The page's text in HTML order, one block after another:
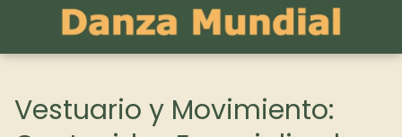
Vestuario y Movimiento: